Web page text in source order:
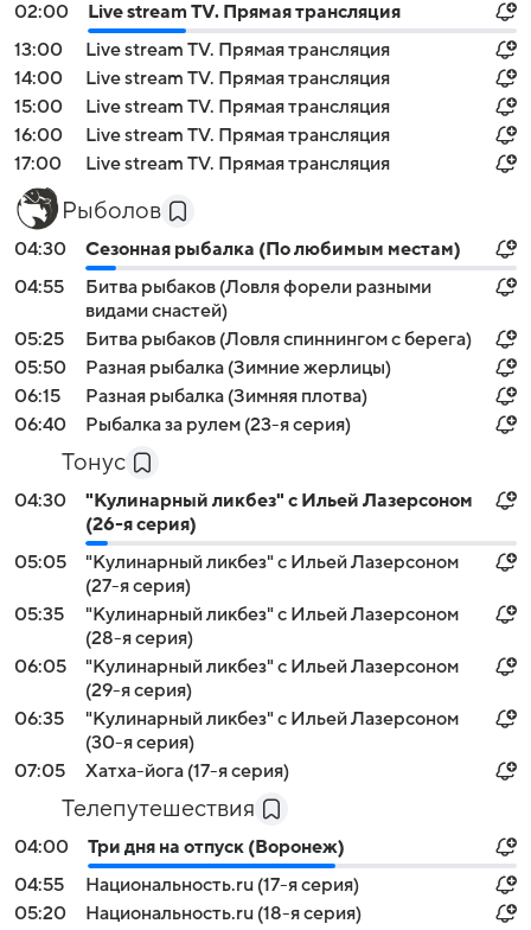
02:00
Live stream TV. Прямая трансляция
13:00
Live stream TV. Прямая трансляция
14:00
Live stream TV. Прямая трансляция
15:00
Live stream TV. Прямая трансляция
16:00
Live stream TV. Прямая трансляция
17:00
Live stream TV. Прямая трансляция
Рыболов
04:30
Сезонная рыбалка (По любимым местам)
04:55
Битва рыбаков (Ловля форели разными
видами снастей)
05:25
Битва рыбаков (Ловля спиннингом с берега)
05:50
Разная рыбалка (Зимние жерлицы)
06:15
Разная рыбалка (Зимняя плотва)
06:40
Рыбалка за рулем (23-я серия)
Тонус
04:30
"Кулинарный ликбез" с Ильей Лазерсоном
(26-я серия)
05:05
"Кулинарный ликбез" с Ильей Лазерсоном
(27-я серия)
05:35
"Кулинарный ликбез" с Ильей Лазерсоном
(28-я серия)
06:05
"Кулинарный ликбез" с Ильей Лазерсоном
(29-я серия)
06:35
"Кулинарный ликбез" с Ильей Лазерсоном
(30-я серия)
07:05
Хатха-йога (17-я серия)
Телепутешествия
04:00
Три дня на отпуск (Воронеж)
04:55
Национальность.ru (17-я серия)
05:20
Национальность.ru (18-я серия)